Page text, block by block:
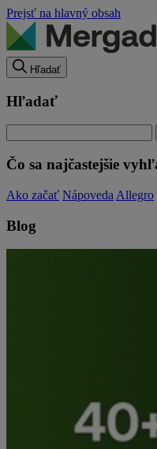
Prejsť na hlavný obsah
Hľadať
Hľadať
Čo sa najčastejšie
Ako začať Nápoveda Allegro
Blog